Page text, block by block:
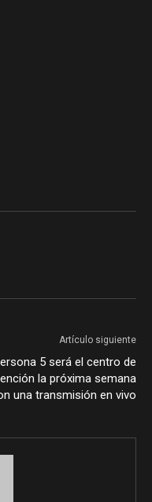
Artículo siguiente
5 será el centro de
la próxima semana
una transmisión en vivo